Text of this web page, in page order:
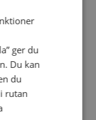
ger du
Du kan
du
rutan